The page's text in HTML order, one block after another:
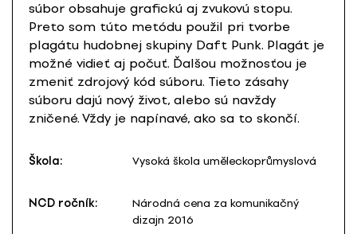
súbor obsahuje grafickú aj zvukovú stopu.
Preto som túto metódu použil pri tvorbe
plagátu hudobnej skupiny Daft Punk. Plagát je
možné vidieť aj počuť. Ďalšou možnosťou je
zmeniť zdrojový kód súboru. Tieto zásahy
súboru dajú nový život, alebo sú navždy
zničené. Vždy je napínavé, ako sa to skončí.
Škola: Vysoká škola uměleckoprůmyslová
NCD ročník:
Národná cena za komunikačný
dizajn 2016